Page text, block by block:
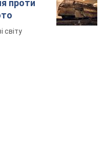
проти
світу